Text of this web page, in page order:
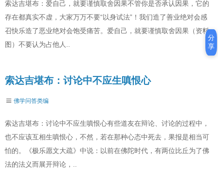
索达吉堪布：爱自己，就要谨慎取舍因果不管你是否承认因果，它的
存在都真实不虚，大家万万不要“以身试法”！我们造了善业绝对会感
召快乐造了恶业绝对会饱受痛苦。爱自己，就要谨慎取舍因果（资料
图）不要认为占他人..
索达吉堪布：讨论中不应生嗔恨心
佛学问答类编
索达吉堪布：讨论中不应生嗔恨心有些道友在辩论、讨论的过程中，
也不应该互相生嗔恨心，不然，若在那种心态中死去，果报是相当可
怕的。《极乐愿文大疏》中说：以前在佛陀时代，有两位比丘为了佛
法的法义而展开辩论，..
分
享